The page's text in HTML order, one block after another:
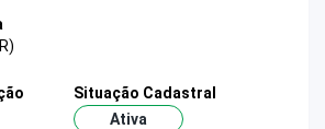
Situação Cadastral
Ativa